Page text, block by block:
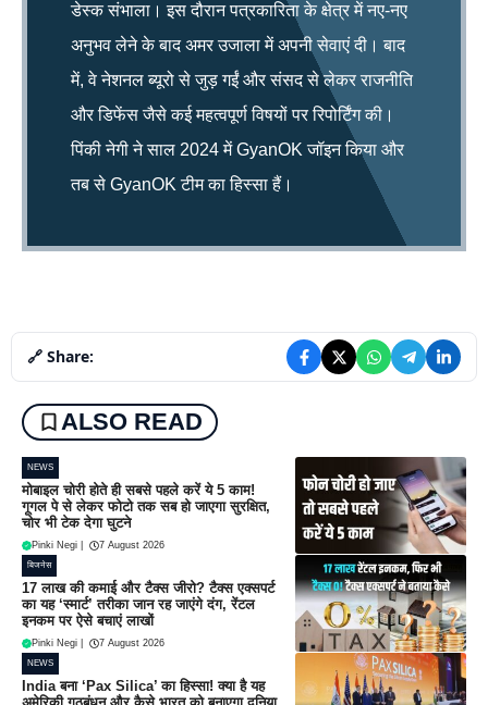
डेस्क संभाला। इस दौरान पत्रकारिता के क्षेत्र में नए-नए
अनुभव लेने के बाद अमर उजाला में अपनी सेवाएं दी। बाद
में, वे नेशनल ब्यूरो से जुड़ गईं और संसद से लेकर राजनीति
और डिफेंस जैसे कई महत्वपूर्ण विषयों पर रिपोर्टिंग की।
पिंकी नेगी ने साल 2024 में GyanOK जॉइन किया और
तब से GyanOK टीम का हिस्सा हैं।
🔗 Share:
ALSO READ
NEWS
मोबाइल चोरी होते ही सबसे पहले करें ये 5 काम!
गूगल पे से लेकर फोटो तक सब हो जाएगा सुरक्षित,
चोर भी टेक देगा घुटने
Pinki Negi 7 August 2026
बिजनेस
17 लाख की कमाई और टैक्स जीरो? टैक्स एक्सपर्ट
का यह ‘स्मार्ट’ तरीका जान रह जाएंगे दंग, रेंटल
इनकम पर ऐसे बचाएं लाखों
Pinki Negi 7 August 2026
NEWS
India बना ‘Pax Silica’ का हिस्सा! क्या है यह